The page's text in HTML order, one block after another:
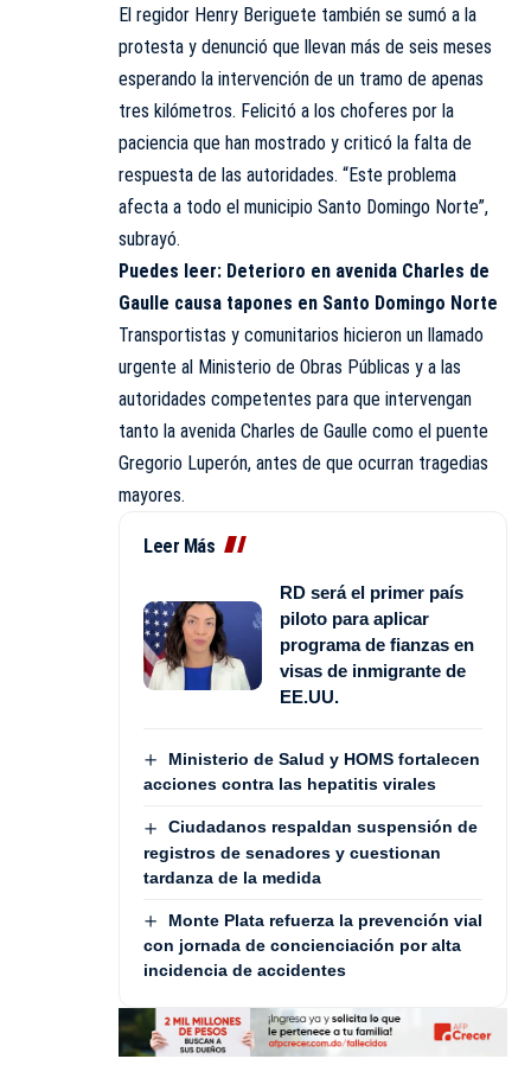
El regidor Henry Beriguete también se sumó a la
protesta y denunció que llevan más de seis meses
esperando la intervención de un tramo de apenas
tres kilómetros. Felicitó a los choferes por la
paciencia que han mostrado y criticó la falta de
respuesta de las autoridades. “Este problema
afecta a todo el municipio Santo Domingo Norte”,
subrayó.
Puedes leer: Deterioro en avenida Charles de
Gaulle causa tapones en Santo Domingo Norte
Transportistas y comunitarios hicieron un llamado
urgente al Ministerio de Obras Públicas y a las
autoridades competentes para que intervengan
tanto la avenida Charles de Gaulle como el puente
Gregorio Luperón, antes de que ocurran tragedias
mayores.
Leer Más
RD será el primer país
piloto para aplicar
programa de fianzas en
visas de inmigrante de
EE.UU.
Ministerio de Salud y HOMS fortalecen
acciones contra las hepatitis virales
Ciudadanos respaldan suspensión de
registros de senadores y cuestionan
tardanza de la medida
Monte Plata refuerza la prevención vial
con jornada de concienciación por alta
incidencia de accidentes